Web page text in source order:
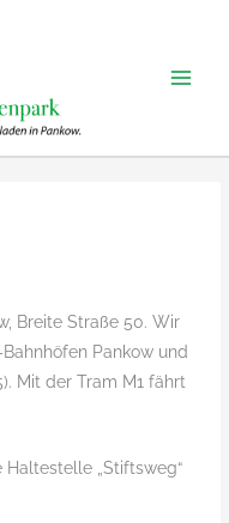
Breite Straße 50. Wir
Pankow und
Mit der Tram M1 fährt
„Stiftsweg“